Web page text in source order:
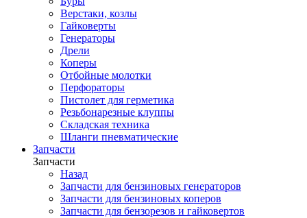
Верстаки, козлы
Гайковерты
Генераторы
Дрели
Коперы
Отбойные молотки
Перфораторы
Пистолет для герметика
Резьбонарезные клуппы
Складская техника
Шланги пневматические
Запчасти
Запчасти
Назад
Запчасти для бензиновых генераторов
Запчасти для бензиновых коперов
Запчасти для бензорезов и гайковертов